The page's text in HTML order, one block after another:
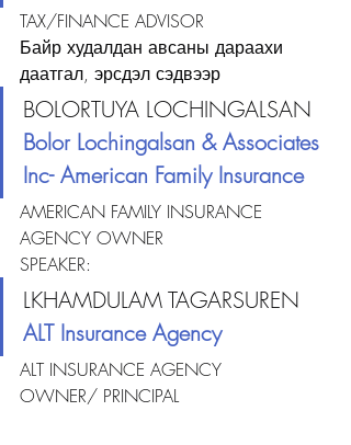
TAX/FINANCE ADVISOR
Байр худалдан авсаны дараахи
даатгал, эрсдэл сэдвээр
BOLORTUYA LOCHINGALSAN
Bolor Lochingalsan & Associates
Inc- American Family Insurance
AMERICAN FAMILY INSURANCE
AGENCY OWNER
SPEAKER:
LKHAMDULAM TAGARSUREN
ALT Insurance Agency
ALT INSURANCE AGENCY
OWNER/ PRINCIPAL